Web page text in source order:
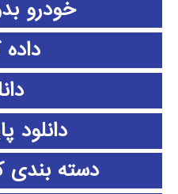
خودرو
دانلود
دسته بندی